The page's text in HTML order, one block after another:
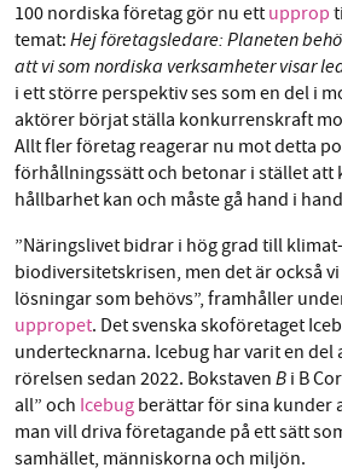
100 nordiska företag gör nu ett upprop
temat: Hej företagsledare: Planeten
att vi som nordiska verksamheter visar
i ett större perspektiv ses som en del i
aktörer börjat ställa konkurrenskraft
Allt fler företag reagerar nu mot detta
förhållningssätt och betonar i stället
hållbarhet kan och måste gå hand i
”Näringslivet bidrar i hög grad till
biodiversitetskrisen, men det är också
lösningar som behövs”, framhåller
uppropet. Det svenska skoföretaget
undertecknarna. Icebug har varit en del
rörelsen sedan 2022. Bokstaven B i B
all” och Icebug berättar för sina kunder
man vill driva företagande på ett sätt
samhället, människorna och miljön.
Stötta vårt arbete genom att
1231368703
Läs vad vi vill göra